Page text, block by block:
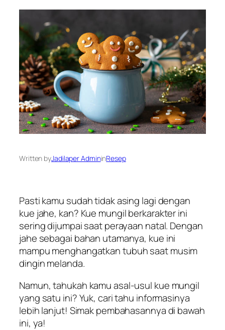
Written byJadilaper AdmininResep
Pasti kamu sudah tidak asing lagi dengan
kue jahe, kan? Kue mungil berkarakter ini
sering dijumpai saat perayaan natal. Dengan
jahe sebagai bahan utamanya, kue ini
mampu menghangatkan tubuh saat musim
dingin melanda.
Namun, tahukah kamu asal-usul kue mungil
yang satu ini? Yuk, cari tahu informasinya
lebih lanjut! Simak pembahasannya di bawah
ini, ya!